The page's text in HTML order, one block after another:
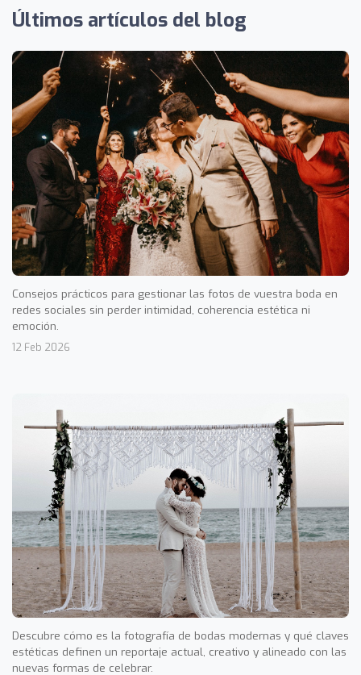
Últimos artículos del blog
Consejos prácticos para gestionar las fotos de vuestra boda en
redes sociales sin perder intimidad, coherencia estética ni
emoción.
12 Feb 2026
Descubre cómo es la fotografía de bodas modernas y qué claves
estéticas definen un reportaje actual, creativo y alineado con las
nuevas formas de celebrar.